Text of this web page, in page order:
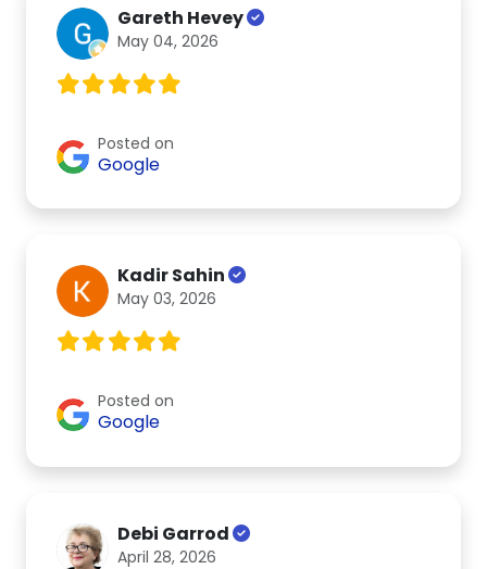
Gareth Hevey
May 04, 2026
Posted on
Google
Kadir Sahin
May 03, 2026
Posted on
Google
Debi Garrod
April 28, 2026